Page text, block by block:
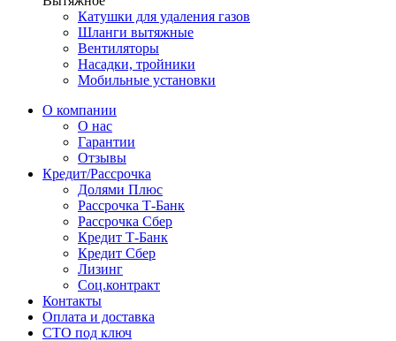
Катушки для удаления газов
Шланги вытяжные
Вентиляторы
Насадки, тройники
Мобильные установки
О компании
О нас
Гарантии
Отзывы
Кредит/Рассрочка
Долями Плюс
Рассрочка Т-Банк
Рассрочка Сбер
Кредит Т-Банк
Кредит Сбер
Лизинг
Соц.контракт
Контакты
Оплата и доставка
СТО под ключ